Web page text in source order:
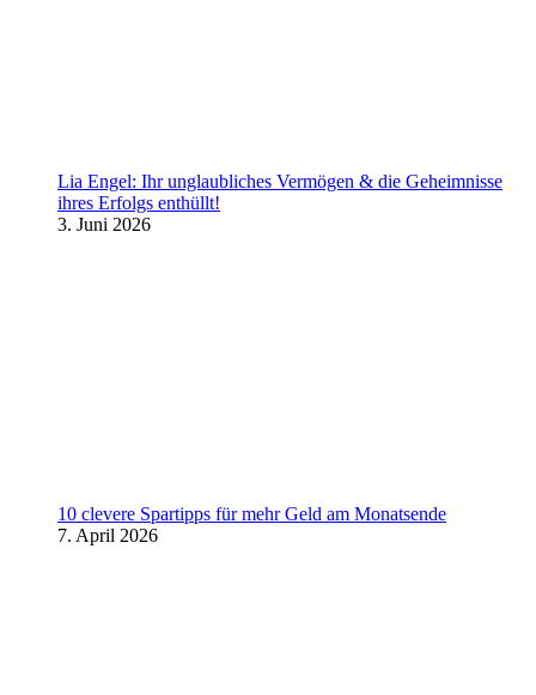
Lia Engel: Ihr unglaubliches Vermögen & die Geheimnisse
ihres Erfolgs enthüllt!
3. Juni 2026
10 clevere Spartipps für mehr Geld am Monatsende
7. April 2026